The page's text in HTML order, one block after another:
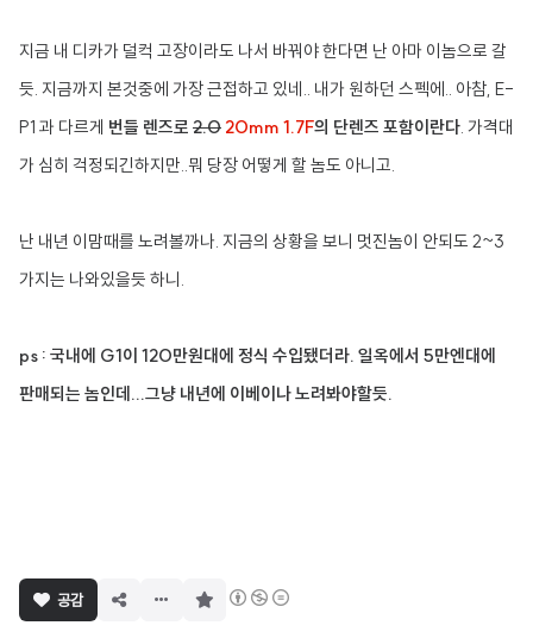
지금 내 디카가 덜컥 고장이라도 나서 바꿔야 한다면 난 아마 이놈으로 갈
듯. 지금까지 본것중에 가장 근접하고 있네.. 내가 원하던 스펙에.. 아참, E-
P1 과 다르게 번들 렌즈로 2.0 20mm 1.7F의 단렌즈 포함이란다. 가격대
가 심히 걱정되긴하지만..뭐 당장 어떻게 할 놈도 아니고.
난 내년 이맘때를 노려볼까나. 지금의 상황을 보니 멋진놈이 안되도 2~3
가지는 나와있을듯 하니.
ps : 국내에 G1이 120만원대에 정식 수입됐더라. 일옥에서 5만엔대에
판매되는 놈인데...그냥 내년에 이베이나 노려봐야할듯.
공감